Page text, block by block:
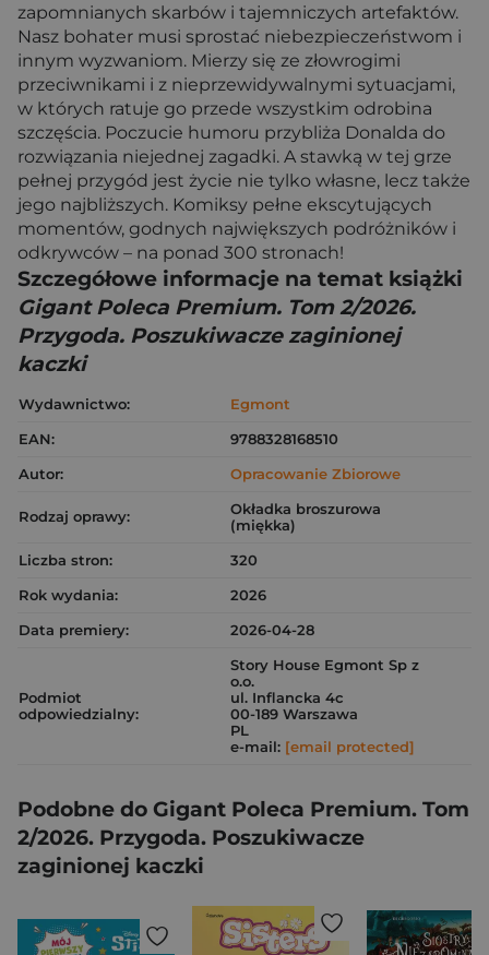
zapomnianych skarbów i tajemniczych artefaktów.
Nasz bohater musi sprostać niebezpieczeństwom i
innym wyzwaniom. Mierzy się ze złowrogimi
przeciwnikami i z nieprzewidywalnymi sytuacjami,
w których ratuje go przede wszystkim odrobina
szczęścia. Poczucie humoru przybliża Donalda do
rozwiązania niejednej zagadki. A stawką w tej grze
pełnej przygód jest życie nie tylko własne, lecz także
jego najbliższych. Komiksy pełne ekscytujących
momentów, godnych największych podróżników i
odkrywców – na ponad 300 stronach!
Szczegółowe informacje na temat książki
Gigant Poleca Premium. Tom 2/2026.
Przygoda. Poszukiwacze zaginionej
kaczki
Wydawnictwo:
Egmont
EAN:
9788328168510
Autor:
Opracowanie Zbiorowe
Rodzaj oprawy:
Okładka broszurowa
(miękka)
Liczba stron:
320
Rok wydania:
2026
Data premiery:
2026-04-28
Podmiot
odpowiedzialny:
Story House Egmont Sp z
o.o.
ul. Inflancka 4c
00-189 Warszawa
PL
e-mail: [email protected]
Podobne do Gigant Poleca Premium. Tom
2/2026. Przygoda. Poszukiwacze
zaginionej kaczki